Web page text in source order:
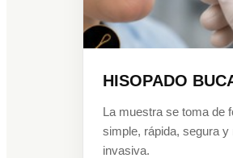
HISOPADO
La muestra se toma de
simple, rápida, segura y
invasiva.